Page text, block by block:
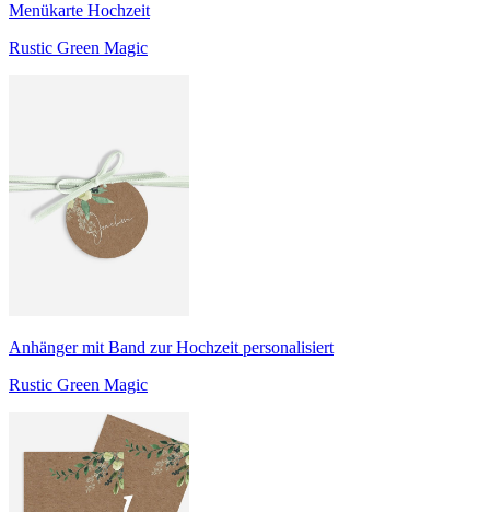
Menükarte Hochzeit
Rustic Green Magic
Anhänger mit Band zur Hochzeit personalisiert
Rustic Green Magic